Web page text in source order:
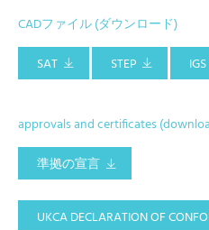
CADファイル (ダウンロード)
SAT
STEP IGS
approvals and certificates
準拠の宣言
UKCA DECLARATION OF